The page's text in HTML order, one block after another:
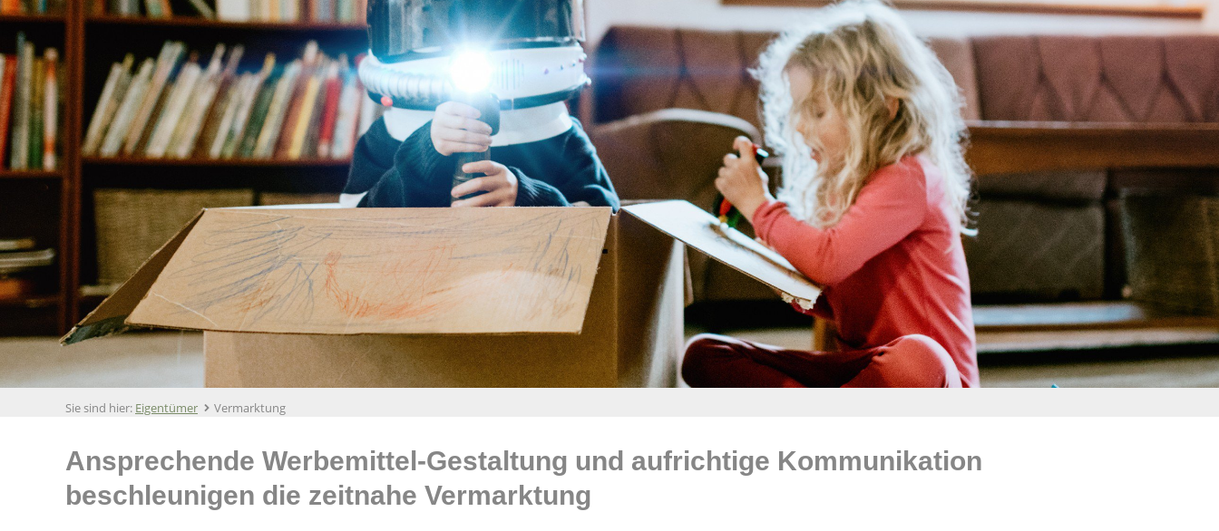
Sie sind hier: Eigentümer Vermarktung
Ansprechende Werbemittel-Gestaltung und aufrichtige Kommunikation
beschleunigen die zeitnahe Vermarktung